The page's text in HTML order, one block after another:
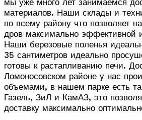
материалов. Наши склады и
по всему району что позволяет
дров максимально эффективной
Наши березовые поленья
35 сантиметров идеально
готовы к растапливанию печи.
Ломоносовском районе у нас
объемами, в нашем парке есть
Газель, ЗиЛ и КамАЗ, это
доставку максимально